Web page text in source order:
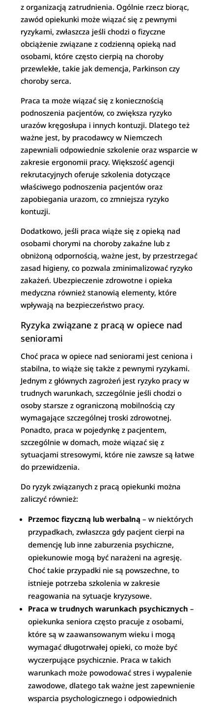
z organizacją zatrudnienia. Ogólnie rzecz biorąc,
zawód opiekunki może wiązać się z pewnymi
ryzykami, zwłaszcza jeśli chodzi o fizyczne
obciążenie związane z codzienną opieką nad
osobami, które często cierpią na choroby
przewlekłe, takie jak demencja, Parkinson czy
choroby serca.
Praca ta może wiązać się z koniecznością
podnoszenia pacjentów, co zwiększa ryzyko
urazów kręgosłupa i innych kontuzji. Dlatego też
ważne jest, by pracodawcy w Niemczech
zapewniali odpowiednie szkolenie oraz wsparcie w
zakresie ergonomii pracy. Większość agencji
rekrutacyjnych oferuje szkolenia dotyczące
właściwego podnoszenia pacjentów oraz
zapobiegania urazom, co zmniejsza ryzyko
kontuzji.
Dodatkowo, jeśli praca wiąże się z opieką nad
osobami chorymi na choroby zakaźne lub z
obniżoną odpornością, ważne jest, by przestrzegać
zasad higieny, co pozwala zminimalizować ryzyko
zakażeń. Ubezpieczenie zdrowotne i opieka
medyczna również stanowią elementy, które
wpływają na bezpieczeństwo pracy.
Ryzyka związane z pracą w opiece nad
seniorami
Choć praca w opiece nad seniorami jest ceniona i
stabilna, to wiąże się także z pewnymi ryzykami.
Jednym z głównych zagrożeń jest ryzyko pracy w
trudnych warunkach, szczególnie jeśli chodzi o
osoby starsze z ograniczoną mobilnością czy
wymagające szczególnej troski zdrowotnej.
Ponadto, praca w pojedynkę z pacjentem,
szczególnie w domach, może wiązać się z
sytuacjami stresowymi, które nie zawsze są łatwe
do przewidzenia.
Do ryzyk związanych z pracą opiekunki można
zaliczyć również:
Przemoc fizyczną lub werbalną – w niektórych
przypadkach, zwłaszcza gdy pacjent cierpi na
demencję lub inne zaburzenia psychiczne,
opiekunowie mogą być narażeni na agresję.
Choć takie przypadki nie są powszechne, to
istnieje potrzeba szkolenia w zakresie
reagowania na sytuacje kryzysowe.
Praca w trudnych warunkach psychicznych –
opiekunka seniora często pracuje z osobami,
które są w zaawansowanym wieku i mogą
wymagać długotrwałej opieki, co może być
wyczerpujące psychicznie. Praca w takich
warunkach może powodować stres i wypalenie
zawodowe, dlatego tak ważne jest zapewnienie
wsparcia psychologicznego i odpowiednich